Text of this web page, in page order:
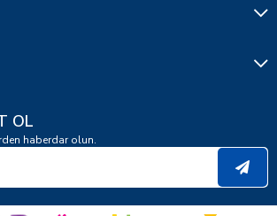
OL
haberdar olun.